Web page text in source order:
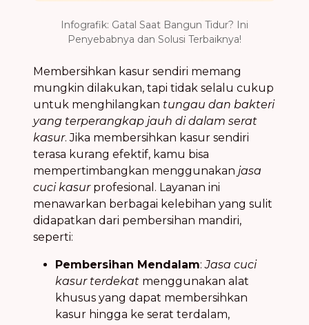
Infografik: Gatal Saat Bangun Tidur? Ini
Penyebabnya dan Solusi Terbaiknya!
Membersihkan kasur sendiri memang
mungkin dilakukan, tapi tidak selalu cukup
untuk menghilangkan tungau dan bakteri
yang terperangkap jauh di dalam serat
kasur. Jika membersihkan kasur sendiri
terasa kurang efektif, kamu bisa
mempertimbangkan menggunakan jasa
cuci kasurprofesional. Layanan ini
menawarkan berbagai kelebihan yang sulit
didapatkan dari pembersihan mandiri,
seperti:
Pembersihan Mendalam:Jasa cuci
kasur terdekat menggunakan alat
khusus yang dapat membersihkan
kasur hingga ke serat terdalam,